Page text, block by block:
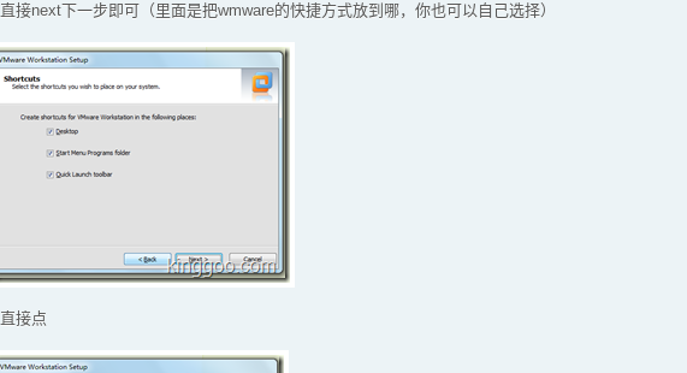
直接next下一步即可（里面是把wmware的快捷方式放到哪，你也可以自己选择）
直接点